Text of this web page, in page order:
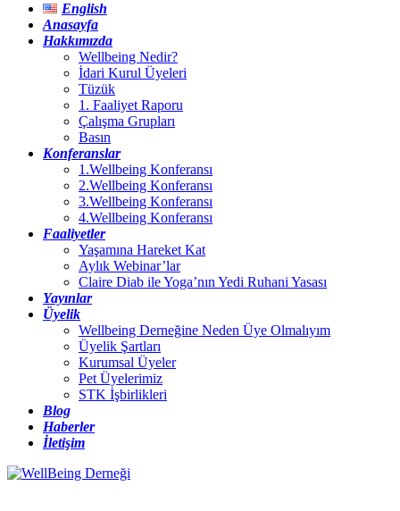
English
Anasayfa
Hakkımızda
Wellbeing Nedir?
İdari Kurul Üyeleri
Tüzük
1. Faaliyet Raporu
Çalışma Grupları
Basın
Konferanslar
1.Wellbeing Konferansı
2.Wellbeing Konferansı
3.Wellbeing Konferansı
4.Wellbeing Konferansı
Faaliyetler
Yaşamına Hareket Kat
Aylık Webinar’lar
Claire Diab ile Yoga’nın Yedi Ruhani Yasası
Yayınlar
Üyelik
Wellbeing Derneğine Neden Üye Olmalıyım
Üyelik Şartları
Kurumsal Üyeler
Pet Üyelerimiz
STK İşbirlikleri
Blog
Haberler
İletişim